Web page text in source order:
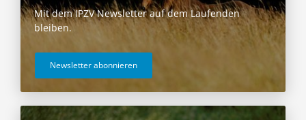
Mit dem IPZV Newsletter auf dem Laufenden
bleiben.
Newsletter abonnieren